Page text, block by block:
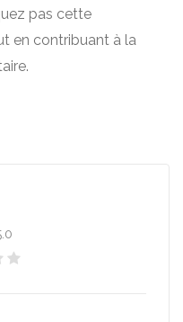
pas cette
en contribuant à la